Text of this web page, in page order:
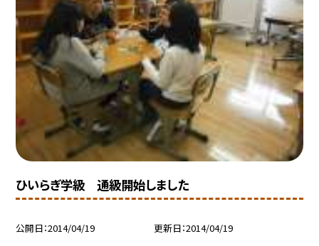
ひいらぎ学級 通級開始しました
公開日 2014/04/19 更新日 2014/04/19